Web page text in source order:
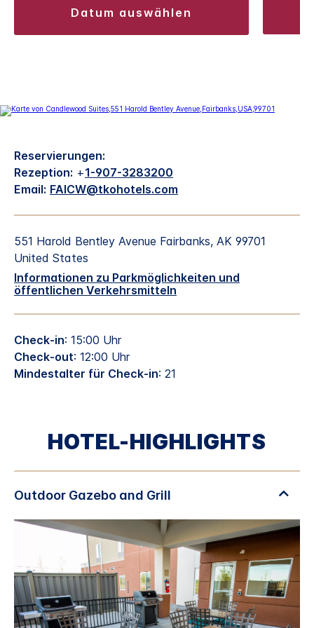
datum auswählen
Reservierungen:
Rezeption: +1-907-3283200
Email: FAICW@tkohotels.com
551 Harold Bentley Avenue Fairbanks, AK 99701
United States
Informationen zu Parkmöglichkeiten und
öffentlichen Verkehrsmitteln
Check-in: 15:00 Uhr
Check-out: 12:00 Uhr
Mindestalter für Check-in: 21
HOTEL-HIGHLIGHTS